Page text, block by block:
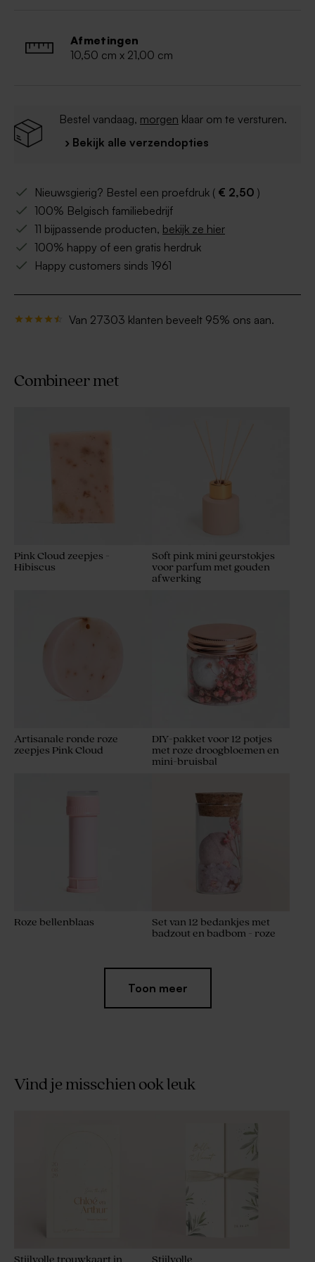
De kaart wordt los geleverd en dien je nog zelf in elkaar
Afmetingen
10,50 cm x 21,00 cm
Bestel vandaag, morgen klaar om te versturen.
› Bekijk alle verzendopties
Nieuwsgierig? Bestel een proefdruk ( € 2,50 )
100% Belgisch familiebedrijf
11 bijpassende producten, bekijk ze hier
100% happy of een gratis herdruk
Happy customers sinds 1961
Van 27303 klanten beveelt 95% ons aan.
Combineer met
Pink Cloud zeepjes -
Hibiscus
Soft pink mini geurstokjes
voor parfum met gouden
afwerking
Artisanale ronde roze
zeepjes Pink Cloud
DIY-pakket voor 12 potjes
met roze droogbloemen en
mini-bruisbal
Roze bellenblaas
Set van 12 bedankjes met
badzout en badbom - roze
bloembommetjes roze per
Toon meer
Vind je misschien ook leuk